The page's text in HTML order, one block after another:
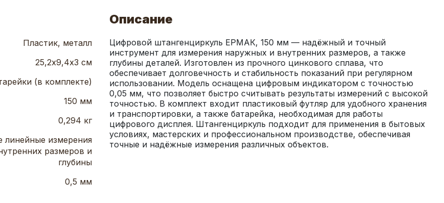
Пластик, металл
25,2х9,4х3 см
(в комплекте)
150 мм
0,294 кг
линейные измерения
размеров и
глубины
0,5 мм
Описание
Цифровой штангенциркуль ЕРМАК, 150 мм — надёжный и точный
инструмент для измерения наружных и внутренних размеров, а также
глубины деталей. Изготовлен из прочного цинкового сплава, что
обеспечивает долговечность и стабильность показаний при регулярном
использовании. Модель оснащена цифровым индикатором с точностью
0,05 мм, что позволяет быстро считывать результаты измерений с высокой
точностью. В комплект входит пластиковый футляр для удобного хранения
и транспортировки, а также батарейка, необходимая для работы
цифрового дисплея. Штангенциркуль подходит для применения в бытовых
условиях, мастерских и профессиональном производстве, обеспечивая
точные и надёжные измерения различных объектов.